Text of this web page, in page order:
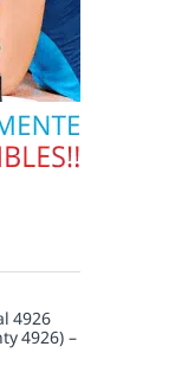
4926
4926) –